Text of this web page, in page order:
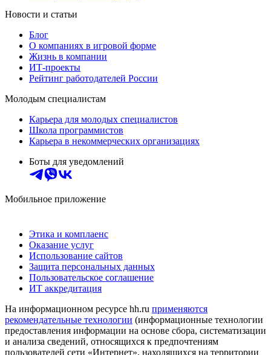
Новости и статьи
Блог
О компаниях в игровой форме
Жизнь в компании
ИТ-проекты
Рейтинг работодателей России
Молодым специалистам
Карьера для молодых специалистов
Школа программистов
Карьера в некоммерческих организациях
Боты для уведомлений
Мобильное приложение
Этика и комплаенс
Оказание услуг
Использование сайтов
Защита персональных данных
Пользовательское соглашение
ИТ аккредитация
На информационном ресурсе hh.ru применяются
рекомендательные технологии (информационные технологии
предоставления информации на основе сбора, систематизации
и анализа сведений, относящихся к предпочтениям
пользователей сети «Интернет», находящихся на территории